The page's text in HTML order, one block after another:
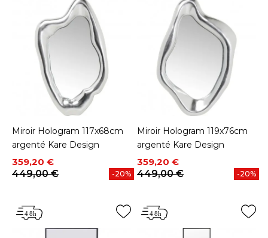
Miroir Hologram 117x68cm
argenté Kare Design
Prix
359,20 €
Prix de base
449,00 €
-20%
Miroir Hologram 119x76cm
argenté Kare Design
Prix
359,20 €
Prix de base
449,00 €
-20%